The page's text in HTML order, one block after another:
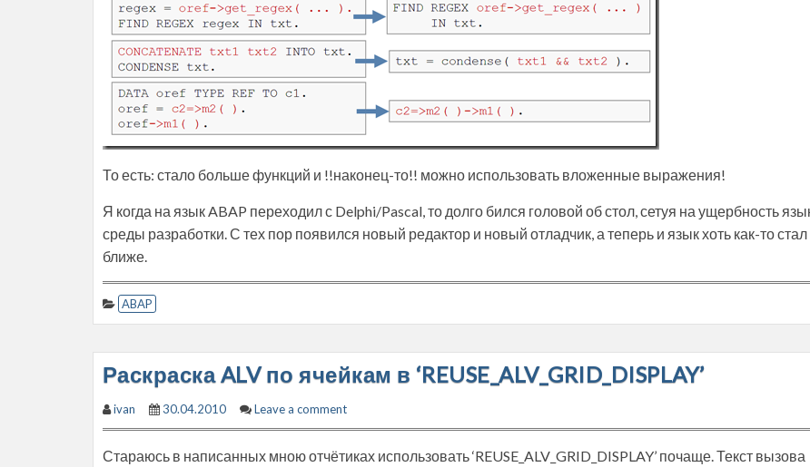
То есть: стало больше функций и !!наконец-то!! можно использовать вложенные выражения!
Я когда на язык ABAP переходил с Delphi/Pascal, то долго бился головой об стол, сетуя на ущербность
среды разработки. С тех пор появился новый редактор и новый отладчик, а теперь и язык хоть как-то стал
ближе.
ABAP
Раскраска ALV по ячейкам в ‘REUSE_ALV_GRID_DISPLAY’
ivan 30.04.2010 Leave a comment
Стараюсь в написанных мною отчётиках использовать ‘REUSE_ALV_GRID_DISPLAY’ почаще. Текст вызова